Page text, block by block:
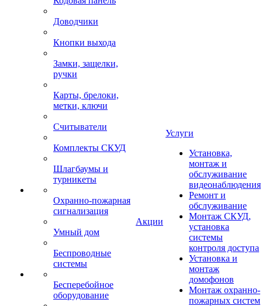
Доводчики
Кнопки выхода
Замки, защелки,
ручки
Карты, брелоки,
метки, ключи
Считыватели
Комплекты СКУД
Шлагбаумы и
турникеты
Охранно-пожарная
сигнализация
Умный дом
Беспроводные
системы
Бесперебойное
оборудование
Акции
Услуги
Установка,
монтаж и
обслуживание
видеонаблюдения
Ремонт и
обслуживание
Монтаж СКУД,
установка
системы
контроля доступа
Установка и
монтаж
домофонов
Монтаж охранно-
пожарных систем